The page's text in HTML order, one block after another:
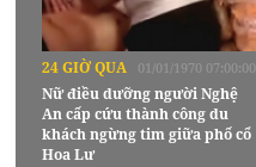
24 GIỜ QUA 01/01/1970 07:00:00
Nữ điều dưỡng người Nghệ
An cấp cứu thành công du
khách ngừng tim giữa phố cổ
Hoa Lư